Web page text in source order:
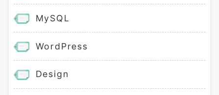
MySQL
WordPress
Design